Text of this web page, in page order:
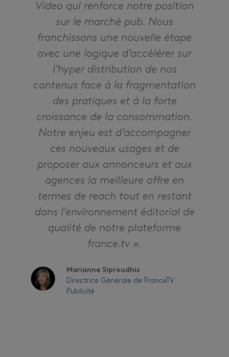
Video qui renforce notre position
sur le marché pub. Nous
franchissons une nouvelle étape
avec une logique d’accélérer sur
l’hyper distribution de nos
contenus face à la fragmentation
des pratiques et à la forte
croissance de la consommation.
Notre enjeu est d’accompagner
ces nouveaux usages et de
proposer aux annonceurs et aux
agences la meilleure offre en
termes de reach tout en restant
dans l’environnement éditorial de
qualité de notre plateforme
france.tv ».
Marianne Siproudhis
Directrice Générale de FranceTV
Publicité